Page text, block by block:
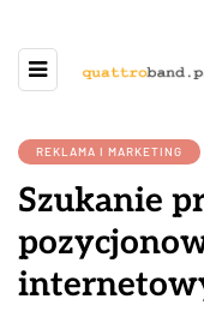
REKLAMA I MARKETING
Szukanie